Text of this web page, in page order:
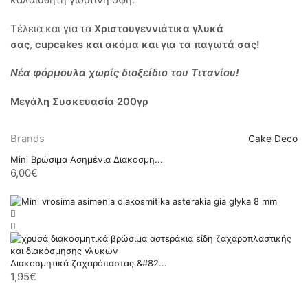
Τέλεια και για τα Χριστουγεννιάτικα γλυκά
σας, cupcakes και ακόμα και για τα παγωτά σας!
Νέα φόρμουλα χωρίς διοξείδιο του Τιτανίου!
Μεγάλη Συσκευασία 200γρ
Brands
Cake Deco
Mini Βρώσιμα Ασημένια Διακοσμη...
6,00€
Διακοσμητικά ζαχαρόπαστας &#82...
1,95€